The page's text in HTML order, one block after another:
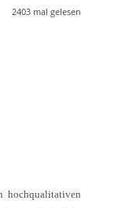
2403 mal gelesen
hochqualitativen